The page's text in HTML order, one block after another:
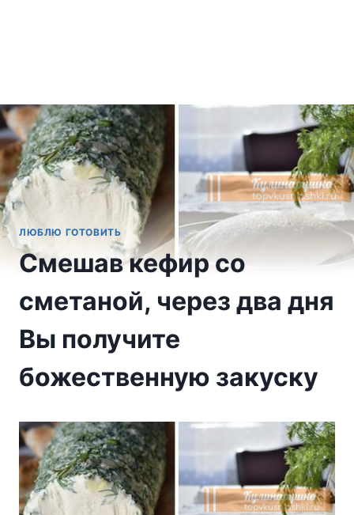
ЛЮБЛЮ ГОТОВИТЬ
Смешав кефир со
сметаной, через два дня
Вы получите
божественную закуску